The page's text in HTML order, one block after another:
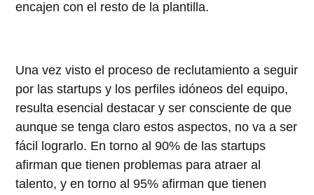
encajen con el resto de la plantilla.
Una vez visto el proceso de reclutamiento a seguir
por las startups y los perfiles idóneos del equipo,
resulta esencial destacar y ser consciente de que
aunque se tenga claro estos aspectos, no va a ser
fácil lograrlo. En torno al 90% de las startups
afirman que tienen problemas para atraer al
talento, y en torno al 95% afirman que tienen